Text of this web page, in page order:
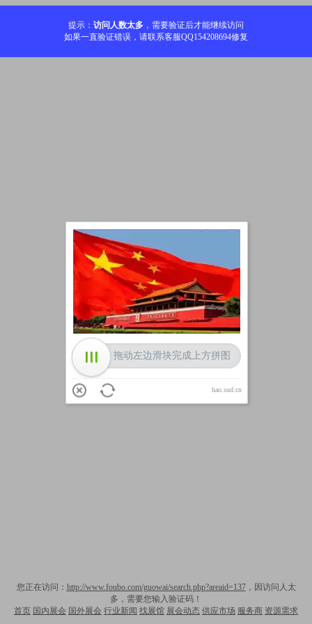
提示： 访问人数太多 ，需要验证后才能继续访问
如果一直验证错误，请联系客服QQ154208694修复
您正在访问： http://www.foubo.com/guowai/search.php?areaid=137，因访问人太
多，需要您输入验证码！
首页 国内展会 国外展会 行业新闻 找展馆 展会动态 供应市场 服务商 资源需求
加载中
拖动左边滑块完成上方拼图
hao.sud.cn